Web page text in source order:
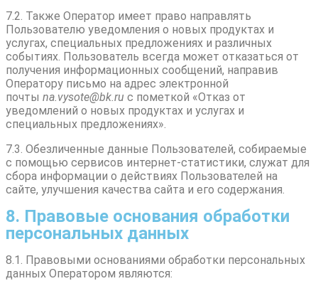
7.2. Также Оператор имеет право направлять
Пользователю уведомления о новых продуктах и
услугах, специальных предложениях и различных
событиях. Пользователь всегда может отказаться от
получения информационных сообщений, направив
Оператору письмо на адрес электронной
почты na.vysote@bk.ru с пометкой «Отказ от
уведомлений о новых продуктах и услугах и
специальных предложениях».
7.3. Обезличенные данные Пользователей, собираемые
с помощью сервисов интернет-статистики, служат для
сбора информации о действиях Пользователей на
сайте, улучшения качества сайта и его содержания.
8. Правовые основания обработки
персональных данных
8.1. Правовыми основаниями обработки персональных
данных Оператором являются: